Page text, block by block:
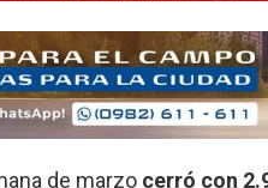
de marzo cerró con